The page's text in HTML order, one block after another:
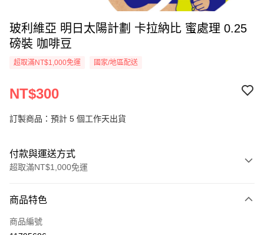
玻利維亞 明日太陽計劃 卡拉納比 蜜處理 0.25
磅裝 咖啡豆
超取滿NT$1,000免運 國家/地區配送
NT$300
訂製商品：預計 5 個工作天出貨
付款與運送方式
超取滿NT$1,000免運
信用卡一次付款
超商取貨付款
商品特色
商品編號